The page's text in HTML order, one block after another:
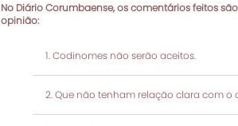
No Diário Corumbaense, os comentários feitos
opinião:
Codinomes não serão aceitos.
Que não tenham relação clara com o